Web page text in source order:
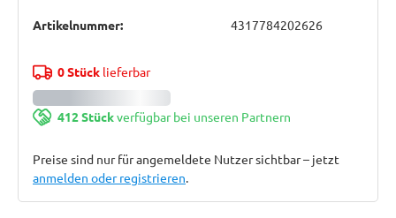
Artikelnummer: 4317784202626
0 Stücklieferbar
412 Stückverfügbar bei unseren Partnern
Preise sind nur für angemeldete Nutzer sichtbar – jetzt
anmelden oder registrieren.